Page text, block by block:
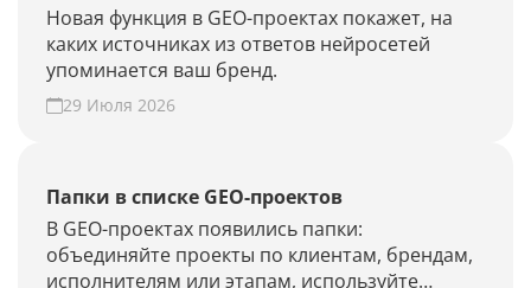
Новая функция в GEO-проектах покажет, на
каких источниках из ответов нейросетей
упоминается ваш бренд.
29 Июля 2026
Папки в списке GEO-проектов
В GEO-проектах появились папки:
объединяйте проекты по клиентам, брендам,
исполнителям или этапам, используйте